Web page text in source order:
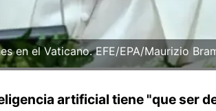
en el Vaticano. EFE/EPA/Maurizio
artificial tiene "que ser